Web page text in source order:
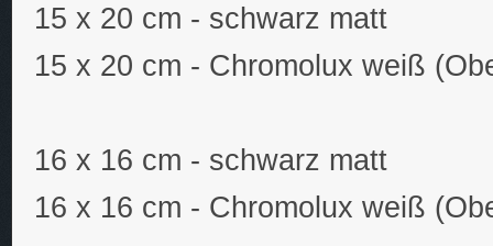
15 x 20 cm - schwarz matt
15 x 20 cm - Chromolux weiß
16 x 16 cm - schwarz matt
16 x 16 cm - Chromolux weiß